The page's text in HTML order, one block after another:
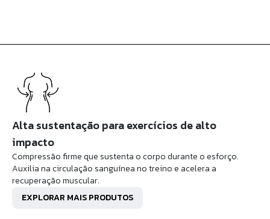
Alta sustentação para exercícios de alto
impacto
Compressão firme que sustenta o corpo durante o esforço.
Auxilia na circulação sanguínea no treino e acelera a
recuperação muscular.
EXPLORAR MAIS PRODUTOS